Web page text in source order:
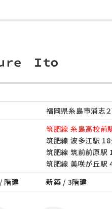
ｒｅ Ｉｔｏ
福岡県糸島市浦志
筑肥線 糸島高校前
筑肥線 波多江駅
筑肥線 筑前前原駅
筑肥線 美咲が丘駅
階建
新築 / 3階建